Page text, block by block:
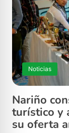
Noticias
Nariño
turístico y
su oferta